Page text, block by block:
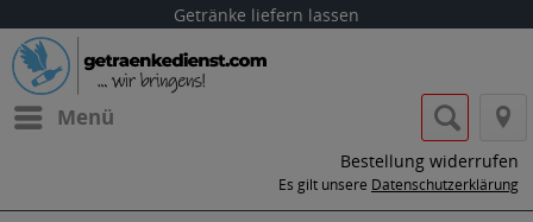
Getränke liefern lassen
Menü
Bestellung widerrufen
Es gilt unsere Datenschutzerklärung